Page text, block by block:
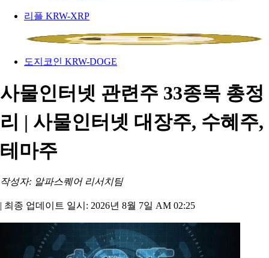
리플 KRW-XRP
도지코인 KRW-DOGE
사물인터넷 관련주 33종목 총정
리 | 사물인터넷 대장주, 수혜주,
테마주
작성자: 알파스퀘어 리서치팀
| 최종 업데이트 일시: 2026년 8월 7일 AM 02:25